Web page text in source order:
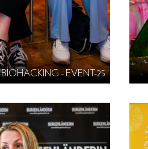
BIOHACKING - EVENT-25